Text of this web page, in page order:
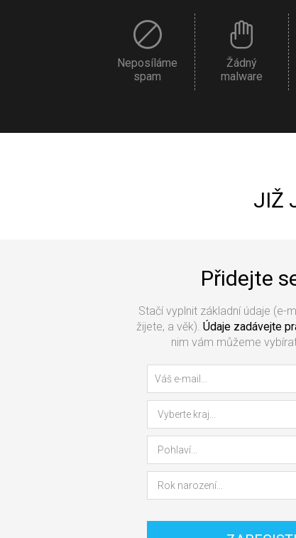
Neposíláme
spam
Žádný
malware
JIŽ
Přidejte
Stačí vyplnit základní údaje (e-
žijete, a věk). Údaje zadávejte
nim vám můžeme